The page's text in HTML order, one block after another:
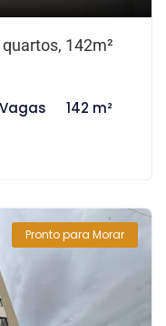
142m²
142 m²
Pronto para Morar